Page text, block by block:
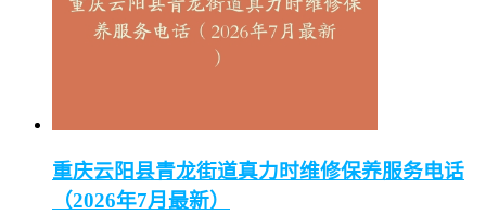
重庆云阳县青龙街道真力时维修保养服务电话
（2026年7月最新）